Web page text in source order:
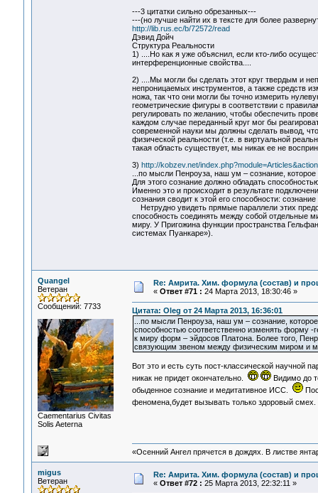
---3 цитатки сильно обрезанных---
---(но лучше найти их в тексте для более
http://lib.rus.ec/b/72572/read
Дэвид Дойч
Структура Реальности
1) ....Но как я уже объяснил, если кто-либо
интерференционные свойства....
2) ....Мы могли бы сделать этот круг твердым и
непроницаемых инструментов, а также средств
ножа, так что они могли бы точно измерить
геометрические фигуры в соответствии с
регулировать по желанию, чтобы обеспечить
каждом случае переданный круг мог бы
современной науки мы должны сделать вывод,
физической реальности (т.е. в виртуальной
такая область существует, мы никак ее не
3) http://kobzev.net/
...по мысли Пенроуза, наш ум – сознание,
Для этого сознание должно обладать
Именно это и происходит в результате
сознания сводит к этой его способности:
Нетрудно увидеть прямые параллели этих
способность соединять между собой отдельные
миру. У Пригожина функции пространства
системах Пуанкаре»).
Quangel
Ветеран
Сообщений: 7733
Сaementarius Civitas
Solis Aeterna
Re: Амрита. Хим. формула (состав) и
« Ответ #71 : 24 Марта 2013, 18:30:46 »
Цитата: Oleg от 24 Марта 2013, 16:36:01
...по мысли Пенроуза, наш ум – сознание,
способностью соответственно изменять форму -
к миру форм – эйдосов Платона. Более того,
связующим звеном между физическим миром и
Вот это и есть суть пост-классической научной
никак не придет окончательно.
Видимо до
обыденное сознание и медитативное ИСС.
феномена,будет вызывать только здоровый
«Осенний Ангел прячется в дождях. В листве
migus
Ветеран
Re: Амрита. Хим. формула (состав) и
« Ответ #72 : 25 Марта 2013, 22:32:11 »